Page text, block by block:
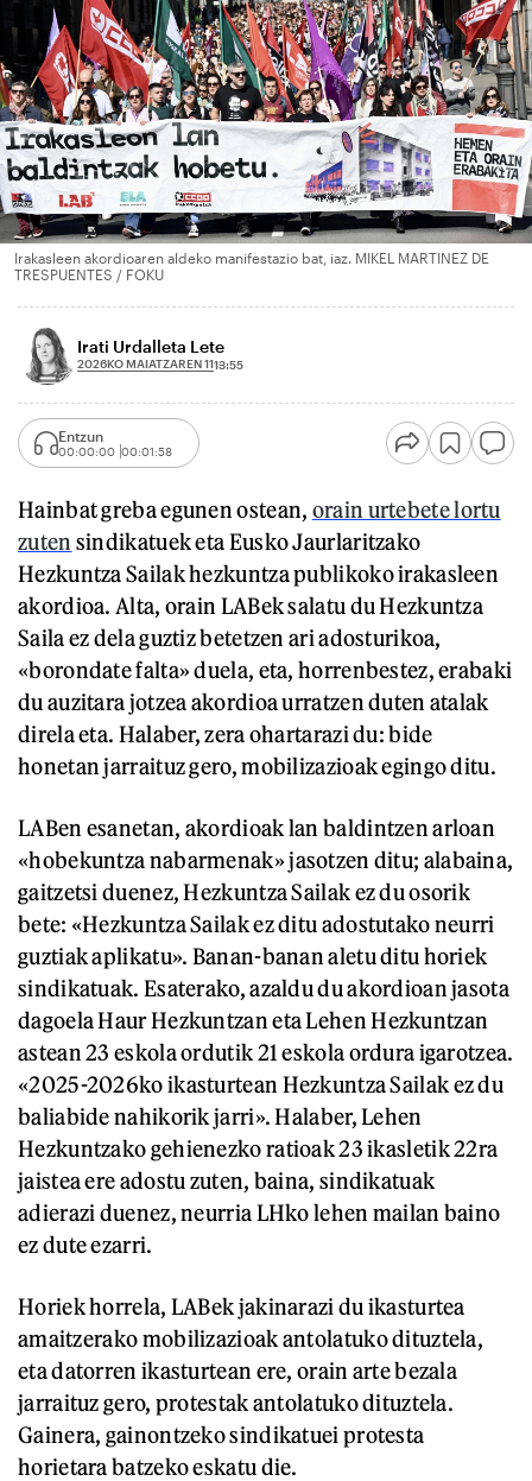
Irakasleen akordioaren aldeko manifestazio bat, iaz. MIKEL MARTINEZ DE
TRESPUENTES / FOKU
Irati Urdalleta Lete
2026KO MAIATZAREN 1113:55
Entzun
00:00:00 00:01:58
Hainbat greba egunen ostean, orain urtebete lortu
zuten sindikatuek eta Eusko Jaurlaritzako
Hezkuntza Sailak hezkuntza publikoko irakasleen
akordioa. Alta, orain LABek salatu du Hezkuntza
Saila ez dela guztiz betetzen ari adosturikoa,
«borondate falta» duela, eta, horrenbestez, erabaki
du auzitara jotzea akordioa urratzen duten atalak
direla eta. Halaber, zera ohartarazi du: bide
honetan jarraituz gero, mobilizazioak egingo ditu.
LABen esanetan, akordioak lan baldintzen arloan
«hobekuntza nabarmenak» jasotzen ditu; alabaina,
gaitzetsi duenez, Hezkuntza Sailak ez du osorik
bete: «Hezkuntza Sailak ez ditu adostutako neurri
guztiak aplikatu». Banan-banan aletu ditu horiek
sindikatuak. Esaterako, azaldu du akordioan jasota
dagoela Haur Hezkuntzan eta Lehen Hezkuntzan
astean 23 eskola ordutik 21 eskola ordura igarotzea.
«2025-2026ko ikasturtean Hezkuntza Sailak ez du
baliabide nahikorik jarri». Halaber, Lehen
Hezkuntzako gehienezko ratioak 23 ikasletik 22ra
jaistea ere adostu zuten, baina, sindikatuak
adierazi duenez, neurria LHko lehen mailan baino
ez dute ezarri.
Horiek horrela, LABek jakinarazi du ikasturtea
amaitzerako mobilizazioak antolatuko dituztela,
eta datorren ikasturtean ere, orain arte bezala
jarraituz gero, protestak antolatuko dituztela.
Gainera, gainontzeko sindikatuei protesta
horietara batzeko eskatu die.